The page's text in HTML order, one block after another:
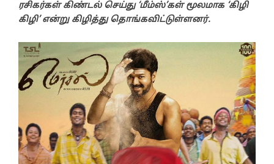
ரசிகர்கள் கிண்டல் செய்து ‘மீம்ஸ்’கள் மூலமாக ‘கிழி
கிழி’ என்று கிழித்து தொங்கவிட்டுள்ளனர்.